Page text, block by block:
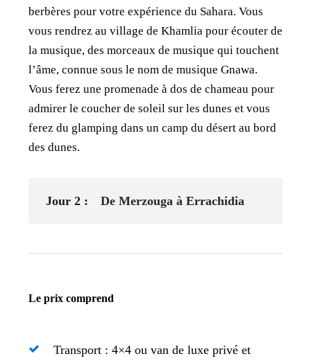
berbères pour votre expérience du Sahara. Vous
vous rendrez au village de Khamlia pour écouter de
la musique, des morceaux de musique qui touchent
l’âme, connue sous le nom de musique Gnawa.
Vous ferez une promenade à dos de chameau pour
admirer le coucher de soleil sur les dunes et vous
ferez du glamping dans un camp du désert au bord
des dunes.
Jour 2 : De Merzouga à Errachidia
Le prix comprend
Transport : 4×4 ou van de luxe privé et